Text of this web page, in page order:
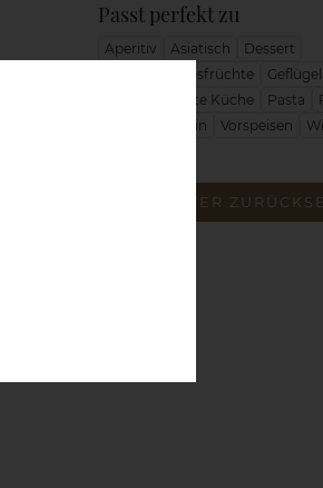
Passt perfekt zu
Aperitiv Asiatisch
Dessert
Fisch & Meeresfrüchte
Geflügel
leichte Küche Pasta
Schwein Vorspeisen
ALLE FILTER